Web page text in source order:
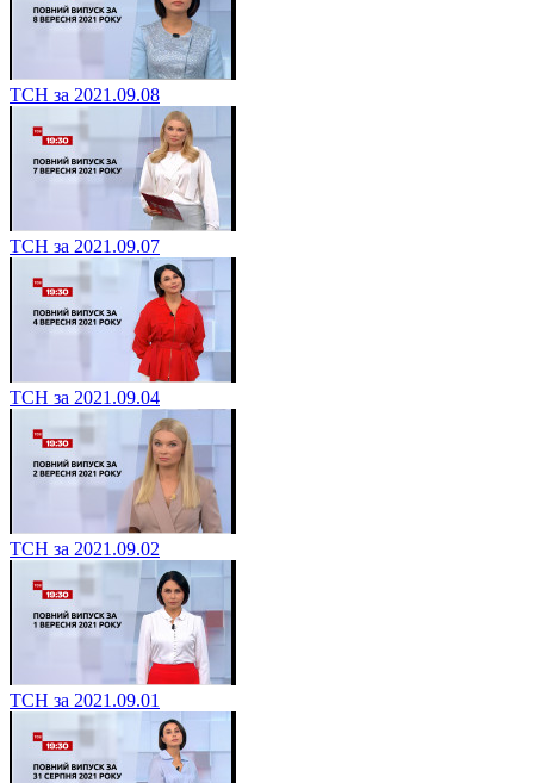
ТСН за 2021.09.09
ТСН за 2021.09.08
ТСН за 2021.09.07
ТСН за 2021.09.04
ТСН за 2021.09.02